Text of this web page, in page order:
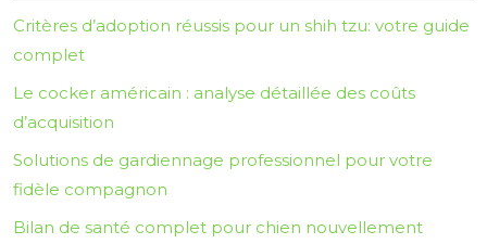
Critères d’adoption réussis pour un shih tzu: votre guide
complet
Le cocker américain : analyse détaillée des coûts
d’acquisition
Solutions de gardiennage professionnel pour votre
fidèle compagnon
Bilan de santé complet pour chien nouvellement